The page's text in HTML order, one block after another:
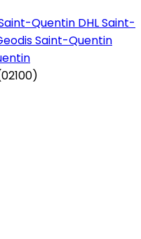
Quentin DHL Saint-
Saint-Quentin